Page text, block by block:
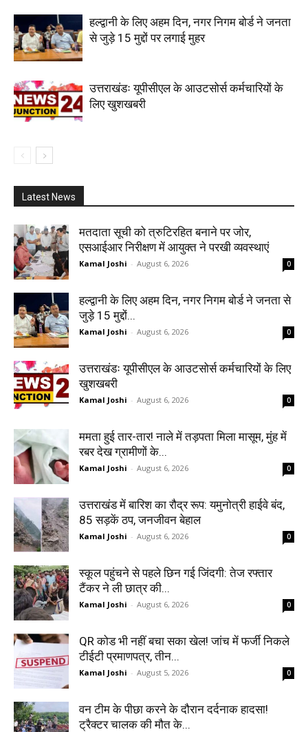
हल्द्वानी के लिए अहम दिन, नगर निगम बोर्ड ने जनता
से जुड़े 15 मुद्दों पर लगाई मुहर
उत्तराखंडः यूपीसीएल के आउटसोर्स कर्मचारियों के
लिए खुशखबरी
Latest News
मतदाता सूची को त्रुटिरहित बनाने पर जोर,
एसआईआर निरीक्षण में आयुक्त ने परखी व्यवस्थाएं
Kamal Joshi - August 6, 2026 0
हल्द्वानी के लिए अहम दिन, नगर निगम बोर्ड ने जनता से
जुड़े 15 मुद्दों...
Kamal Joshi - August 6, 2026 0
उत्तराखंडः यूपीसीएल के आउटसोर्स कर्मचारियों के लिए
खुशखबरी
Kamal Joshi - August 6, 2026 0
ममता हुई तार-तार! नाले में तड़पता मिला मासूम, मुंह में
रबर देख ग्रामीणों के...
Kamal Joshi - August 6, 2026 0
उत्तराखंड में बारिश का रौद्र रूप: यमुनोत्री हाईवे बंद,
85 सड़कें ठप, जनजीवन बेहाल
Kamal Joshi - August 6, 2026 0
स्कूल पहुंचने से पहले छिन गई जिंदगी: तेज रफ्तार
टैंकर ने ली छात्र की...
Kamal Joshi - August 6, 2026 0
QR कोड भी नहीं बचा सका खेल! जांच में फर्जी निकले
टीईटी प्रमाणपत्र, तीन...
Kamal Joshi - August 5, 2026 0
वन टीम के पीछा करने के दौरान दर्दनाक हादसा!
ट्रैक्टर चालक की मौत के...